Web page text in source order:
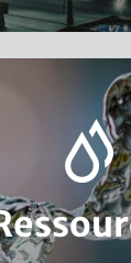
Extraktive